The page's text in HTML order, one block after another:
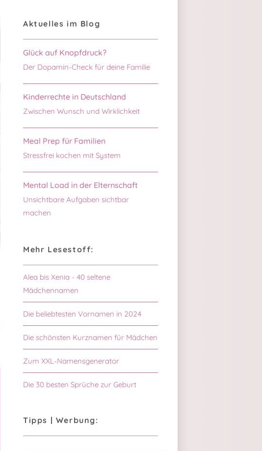
Aktuelles im Blog
Glück auf Knopfdruck?
Der Dopamin-Check für deine Familie
Kinderrechte in Deutschland
Zwischen Wunsch und Wirklichkeit
Meal Prep für Familien
Stressfrei kochen mit System
Mental Load in der Elternschaft
Unsichtbare Aufgaben sichtbar
machen
Mehr Lesestoff:
Alea bis Xenia - 40 seltene
Mädchennamen
Die beliebtesten Vornamen in 2024
Die schönsten Kurznamen für Mädchen
Zum XXL-Namensgenerator
Die 30 besten Sprüche zur Geburt
Tipps | Werbung: